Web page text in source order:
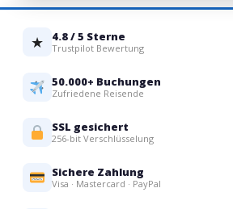
★ 4.8 / 5 Sterne
Trustpilot Bewertung
50.000+ Buchungen
Zufriedene Reisende
SSL gesichert
256-bit Verschlüsselung
Sichere Zahlung
Visa · Mastercard · PayPal